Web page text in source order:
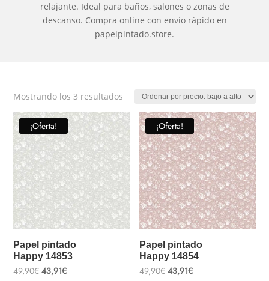
relajante. Ideal para baños, salones o zonas de
descanso. Compra online con envío rápido en
papelpintado.store.
Mostrando los 3 resultados Ordenado
por
precio:
bajo
a
alto
¡Oferta!
Papel pintado
Happy 14853
49,90€El
43,91€El
¡Oferta!
Papel pintado
Happy 14854
49,90€ El
43,91€El